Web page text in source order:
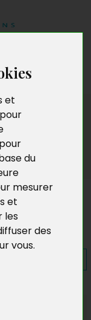
et
pour
du
mesurer
et
les
des
vous.